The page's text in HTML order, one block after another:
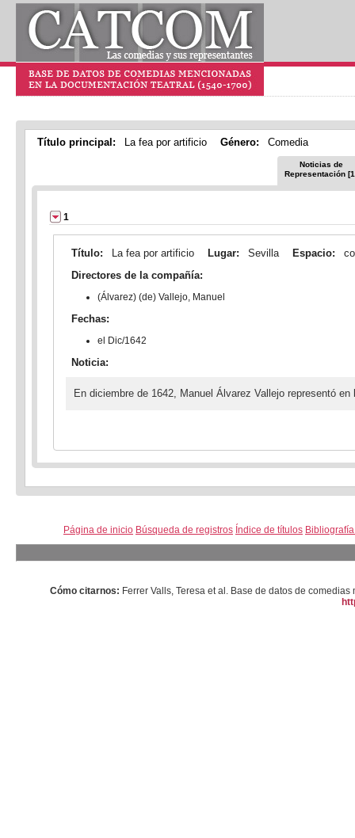
Título principal: La fea por artificio Género: Comedia
Noticias de
Representación
1
Título: La fea por artificio Lugar: Sevilla Espacio:
Directores de la compañía:
(Álvarez) (de) Vallejo, Manuel
Fechas:
el Dic/1642
Noticia:
En diciembre de 1642, Manuel Álvarez Vallejo representó
Página de inicio Búsqueda de registros Índice de títulos
Cómo citarnos: Ferrer Valls, Teresa et al. Base de datos de